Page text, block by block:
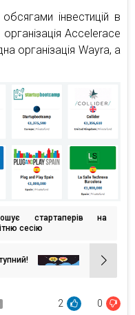
інвестицій в
Accelerace
організація Wayra, а
стартаперів на
сесію
2 0